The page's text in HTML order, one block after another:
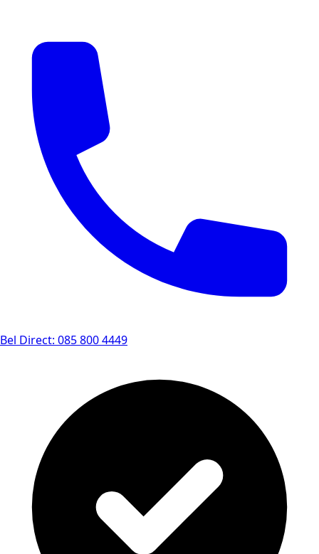
Bel Direct: 085 800 4449